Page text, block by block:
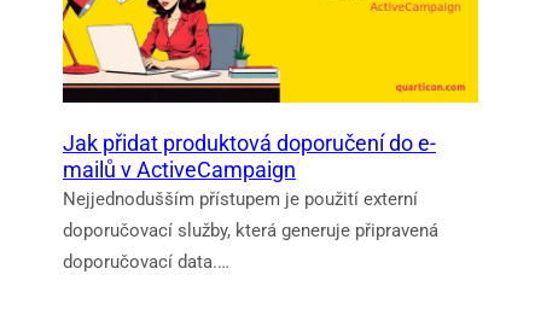
Jak přidat produktová doporučení do e-
mailů v ActiveCampaign
Nejjednodušším přístupem je použití externí
doporučovací služby, která generuje připravená
doporučovací data.…